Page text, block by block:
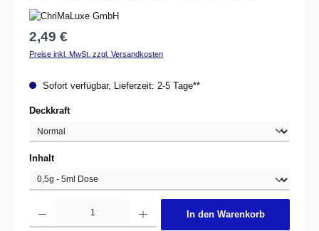
Regulärer Preis:
2,49 €
Preise inkl. MwSt. zzgl. Versandkosten
Sofort verfügbar, Lieferzeit: 2-5 Tage**
Deckkraftauswählen
Inhaltauswählen
In den Warenkorb